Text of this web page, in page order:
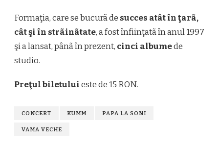
Formaţia, care se bucurã de succes atât în ţarã,
cât şi în strãinãtate, a fost înfiinţatã în anul 1997
şi a lansat, pânã în prezent, cinci albumede
studio.
Preţul biletuluieste de 15 RON.
CONCERT KUMM PAPA LA SONI
VAMA VECHE